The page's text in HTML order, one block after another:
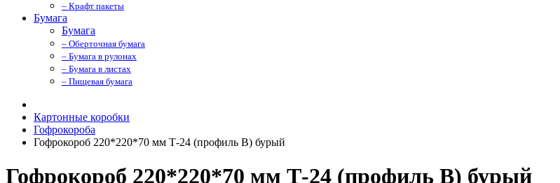
– Крафт пакеты
Бумага
Бумага
– Оберточная бумага
– Бумага в рулонах
– Бумага в листах
– Пищевая бумага
Картонные коробки
Гофрокороба
Гофрокороб 220*220*70 мм Т-24 (профиль B) бурый
Гофрокороб 220*220*70 мм Т-24 (профиль B) бурый